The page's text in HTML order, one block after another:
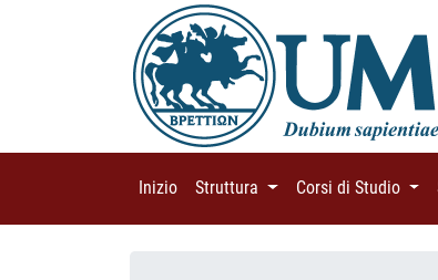
Inizio (current)
Struttura (current)Corsi di Studio